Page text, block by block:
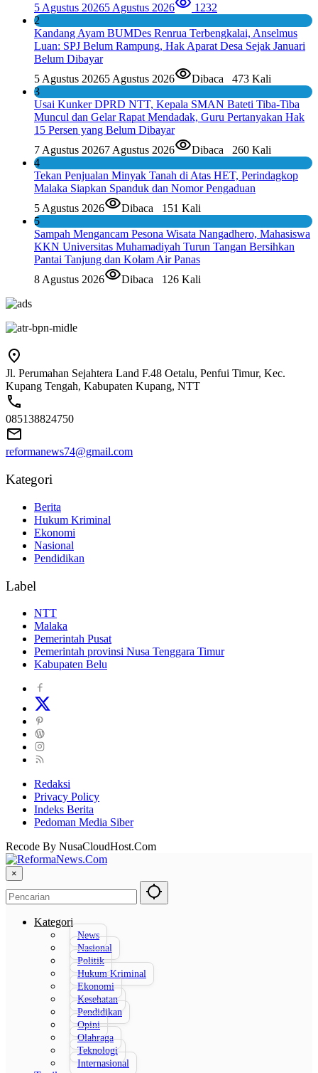
5 Agustus 20265 Agustus 2026
1232
2
Kandang Ayam BUMDes Renrua Terbengkalai, Anselmus
Luan: SPJ Belum Rampung, Hak Aparat Desa Sejak Januari
Belum Dibayar
5 Agustus 20265 Agustus 2026 Dibaca 473 Kali
3
Usai Kunker DPRD NTT, Kepala SMAN Bateti Tiba-Tiba
Muncul dan Gelar Rapat Mendadak, Guru Pertanyakan Hak
15 Persen yang Belum Dibayar
7 Agustus 20267 Agustus 2026 Dibaca 260 Kali
4
Tekan Penjualan Minyak Tanah di Atas HET, Perindagkop
Malaka Siapkan Spanduk dan Nomor Pengaduan
5 Agustus 2026
Dibaca 151 Kali
5
Sampah Mengancam Pesona Wisata Nangadhero, Mahasiswa
KKN Universitas Muhamadiyah Turun Tangan Bersihkan
Pantai Tanjung dan Kolam Air Panas
8 Agustus 2026
Dibaca 126 Kali
Jl. Perumahan Sejahtera Land F.48 Oetalu, Penfui Timur, Kec.
Kupang Tengah, Kabupaten Kupang, NTT
085138824750
reformanews74@gmail.com
Kategori
Berita
Hukum Kriminal
Ekonomi
Nasional
Pendidikan
Label
NTT
Malaka
Pemerintah Pusat
Pemerintah provinsi Nusa Tenggara Timur
Kabupaten Belu
Redaksi
Privacy Policy
Indeks Berita
Pedoman Media Siber
Recode By NusaCloudHost.Com
×
Kategori
News
Nasional
Politik
Hukum Kriminal
Ekonomi
Kesehatan
Pendidikan
Opini
Olahraga
Teknologi
Internasional